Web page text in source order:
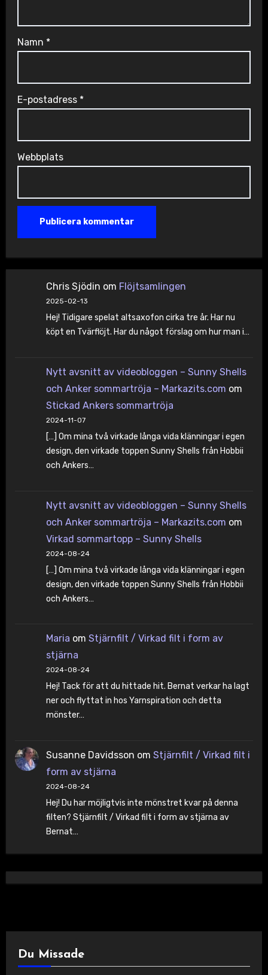
Namn *
E-postadress *
Webbplats
Chris Sjödin om Flöjtsamlingen
2025-02-13
Hej! Tidigare spelat altsaxofon cirka tre år. Har nu
köpt en Tvärflöjt. Har du något förslag om hur man i…
Nytt avsnitt av videobloggen – Sunny Shells
och Anker sommartröja – Markazits.com om
Stickad Ankers sommartröja
2024-11-07
[…] Om mina två virkade långa vida klänningar i egen
design, den virkade toppen Sunny Shells från Hobbii
och Ankers…
Nytt avsnitt av videobloggen – Sunny Shells
och Anker sommartröja – Markazits.com om
Virkad sommartopp – Sunny Shells
2024-08-24
[…] Om mina två virkade långa vida klänningar i egen
design, den virkade toppen Sunny Shells från Hobbii
och Ankers…
Maria om Stjärnfilt / Virkad filt i form av
stjärna
2024-08-24
Hej! Tack för att du hittade hit. Bernat verkar ha lagt
ner och flyttat in hos Yarnspiration och detta
mönster…
Susanne Davidsson om Stjärnfilt / Virkad filt i
form av stjärna
2024-08-24
Hej! Du har möjligtvis inte mönstret kvar på denna
filten? Stjärnfilt / Virkad filt i form av stjärna av
Bernat…
Du Missade